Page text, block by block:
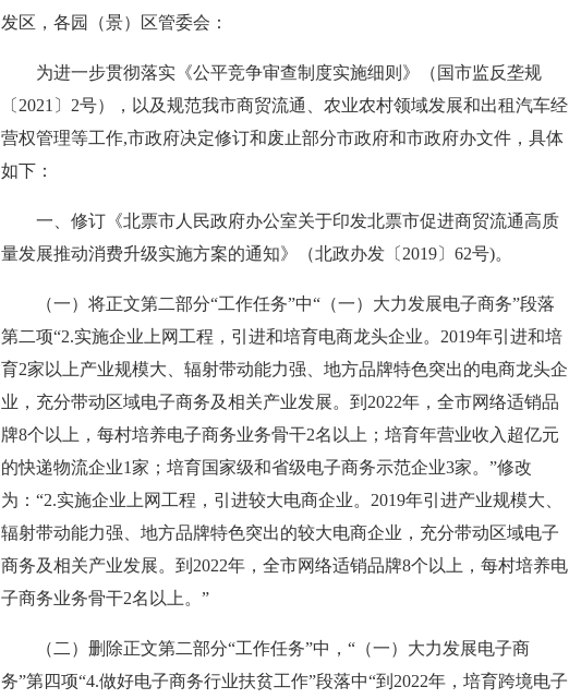
发区，各园（景）区管委会：
为进一步贯彻落实《公平竞争审查制度实施细则》（国市监反垄规
〔2021〕2号），以及规范我市商贸流通、农业农村领域发展和出租汽车经
营权管理等工作,市政府决定修订和废止部分市政府和市政府办文件，具体
如下：
一、修订《北票市人民政府办公室关于印发北票市促进商贸流通高质
量发展推动消费升级实施方案的通知》（北政办发〔2019〕62号)。
（一）将正文第二部分“工作任务”中“（一）大力发展电子商务”段落
第二项“2.实施企业上网工程，引进和培育电商龙头企业。2019年引进和培
育2家以上产业规模大、辐射带动能力强、地方品牌特色突出的电商龙头企
业，充分带动区域电子商务及相关产业发展。到2022年，全市网络适销品
牌8个以上，每村培养电子商务业务骨干2名以上；培育年营业收入超亿元
的快递物流企业1家；培育国家级和省级电子商务示范企业3家。”修改
为：“2.实施企业上网工程，引进较大电商企业。2019年引进产业规模大、
辐射带动能力强、地方品牌特色突出的较大电商企业，充分带动区域电子
商务及相关产业发展。到2022年，全市网络适销品牌8个以上，每村培养电
子商务业务骨干2名以上。”
（二）删除正文第二部分“工作任务”中，“（一）大力发展电子商
务”第四项“4.做好电子商务行业扶贫工作”段落中“到2022年，培育跨境电子